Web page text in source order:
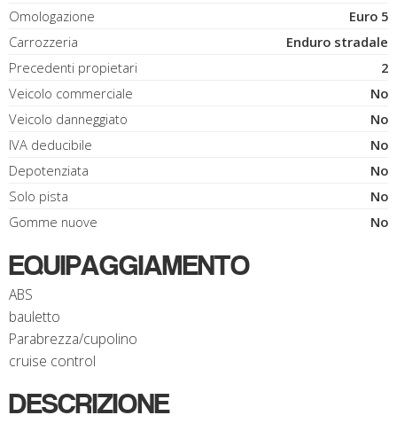
Omologazione
Euro 5
Carrozzeria
Enduro stradale
Precedenti propietari
2
Veicolo commerciale
No
Veicolo danneggiato
No
IVA deducibile
No
Depotenziata
No
Solo pista
No
Gomme nuove
No
EQUIPAGGIAMENTO
ABS
bauletto
Parabrezza/cupolino
cruise control
DESCRIZIONE